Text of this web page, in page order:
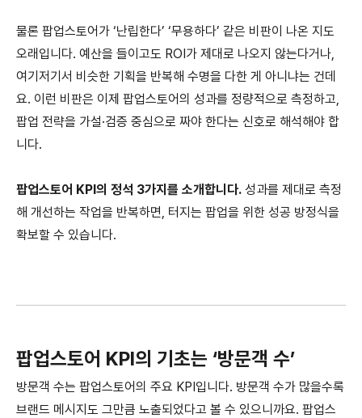
물론 팝업스토어가 ‘난립한다’ ‘무용하다’ 같은 비판이 나온 지도
오래입니다. 예산을 들이고도 ROI가 제대로 나오지 않는다거나,
여기저기서 비슷한 기획을 반복해 수명을 다한 게 아니냐는 건데
요. 이런 비판은 이제 팝업스토어의 성과를 정량적으로 측정하고,
팝업 전략을 가설·검증 중심으로 짜야 한다는 신호로 해석해야 합
니다.
팝업스토어 KPI의 정석 3가지를 소개합니다. 성과를 제대로 측정
해 개선하는 작업을 반복하면, 터지는 팝업을 위한 성공 방정식을
확보할 수 있습니다.
팝업스토어 KPI의 기초는 ‘방문객 수’
방문객 수는 팝업스토어의 주요 KPI입니다. 방문객 수가 많을수록
브랜드 메시지도 그만큼 노출되었다고 볼 수 있으니까요. 팝업스